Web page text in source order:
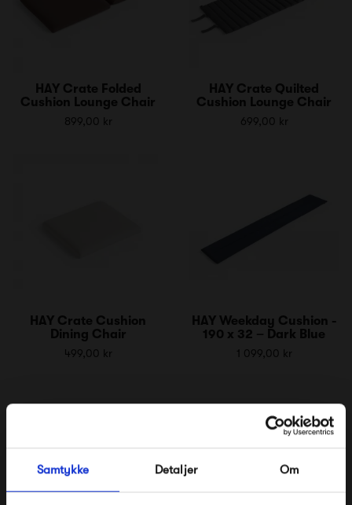
Samtykke Detaljer Om
HAY Crate Folded
Cushion Lounge Chair
899,00 kr
HAY Crate Quilted
Cushion Lounge Chair
699,00 kr
HAY Crate Cushion
Dining Chair
499,00 kr
HAY Weekday Cushion -
190 x 32 – Dark Blue
1 099,00 kr